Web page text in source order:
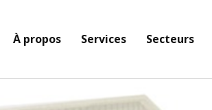
À propos Services Secteurs